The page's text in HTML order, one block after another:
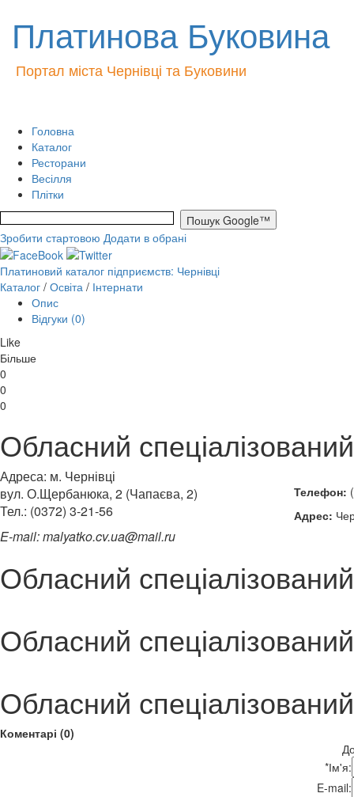
Платинова Буковина
Портал міста Чернівці та Буковини
Головна
Каталог
Ресторани
Весілля
Плітки
Зробити стартовою Додати в обрані
Платиновий каталог підприємств: Чернівці
Каталог / Освіта / Інтернати
Опис
Відгуки (0)
Like
Більше
0
0
0
Обласний
Телефон:
Адрес:
Адреса: м. Чернівці
вул. О.Щербанюка, 2 (Чапаєва, 2)
Тел.: (0372) 3-21-56
E-mail: malyatko.cv.ua@mail.ru
Обласний
Обласний
Обласний
Коментарі (0)
*Ім'я:
E-mail: